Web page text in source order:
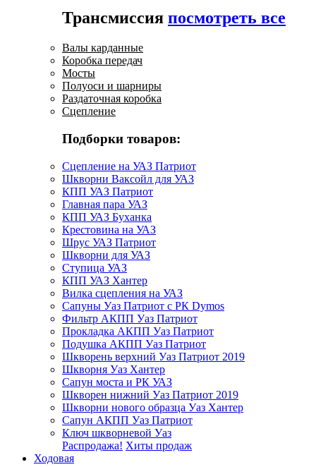
Трансмиссия посмотреть все
Валы карданные
Коробка передач
Мосты
Полуоси и шарниры
Раздаточная коробка
Сцепление
Подборки товаров:
Сцепление на УАЗ Патриот
Шкворни Ваксойл для УАЗ
КПП УАЗ Патриот
Главная пара УАЗ
КПП УАЗ Буханка
Крестовина на УАЗ
Шрус УАЗ Патриот
Шкворни для УАЗ
Ступица УАЗ
КПП УАЗ Хантер
Вилка сцепления на УАЗ
Сапуны Уаз Патриот с РК Dymos
Фильтр АКПП Уаз Патриот
Прокладка АКПП Уаз Патриот
Подушка АКПП Уаз Патриот
Шкворень верхний Уаз Патриот 2019
Шкворня Уаз Хантер
Сапун моста и РК УАЗ
Шкворен нижний Уаз Патриот 2019
Шкворни нового образца Уаз Хантер
Сапун АКПП Уаз Патриот
Ключ шкворневой Уаз
Распродажа! Хиты продаж
Ходовая